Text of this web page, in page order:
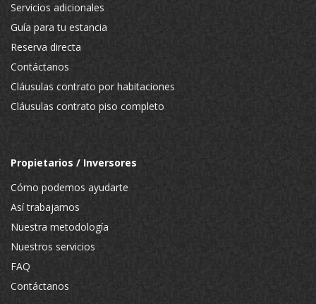
Servicios adicionales
Guía para tu estancia
Reserva directa
Contáctanos
Cláusulas contrato por habitaciones
Cláusulas contrato piso completo
Propietarios / Inversores
Cómo podemos ayudarte
Así trabajamos
Nuestra metodología
Nuestros servicios
FAQ
Contáctanos